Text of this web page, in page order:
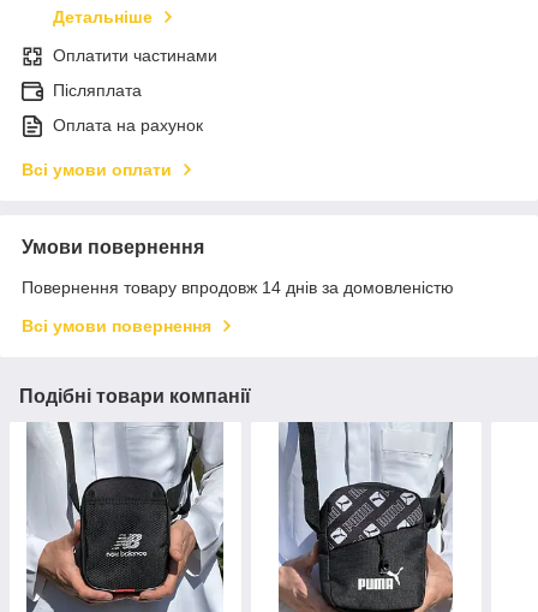
Детальніше
Оплатити частинами
Післяплата
Оплата на рахунок
Всі умови оплати
Умови повернення
Повернення товару впродовж 14 днів за домовленістю
Всі умови повернення
Подібні товари компанії